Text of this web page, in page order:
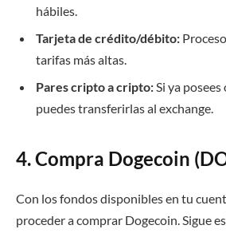
hábiles.
Tarjeta de crédito/débito:
tarifas más altas.
Pares cripto a cripto: Si ya
puedes transferirlas al exchange.
4. Compra Dogecoin
Con los fondos disponibles en tu
proceder a comprar Dogecoin. Sigue